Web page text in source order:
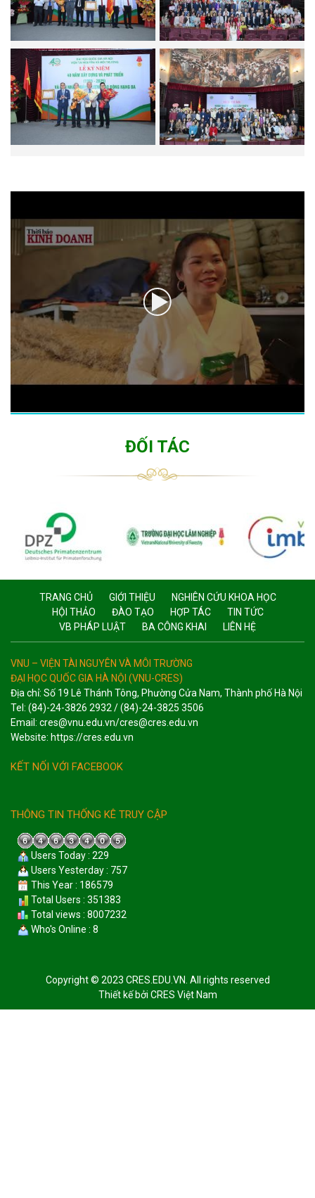
ĐỐI TÁC
TRANG CHỦ GIỚI THIỆU
NGHIÊN CỨU KHOA HỌC
HỘI THẢO
ĐÀO TẠO HỢP TÁC
TIN TỨC
VB PHÁP LUẬT
BA CÔNG KHAI LIÊN HỆ
VNU – VIỆN TÀI NGUYÊN VÀ MÔI TRƯỜNG
ĐẠI HỌC QUỐC GIA HÀ NỘI (VNU-CRES)
Địa chỉ: Số 19 Lê Thánh Tông, Phường Cửa Nam, Thành phố Hà Nội
Tel: (84)-24-3826 2932 / (84)-24-3825 3506
Email: cres@vnu.edu.vn/cres@cres.edu.vn
Website: https://cres.edu.vn
KẾT NỐI VỚI FACEBOOK
THÔNG TIN THỐNG KÊ TRUY CẬP
Users Today : 229
Users Yesterday : 757
This Year : 186579
Total Users : 351383
Total views : 8007232
Who's Online : 8
Copyright © 2023 CRES.EDU.VN. All rights reserved
Thiết kế bởi CRES Việt Nam